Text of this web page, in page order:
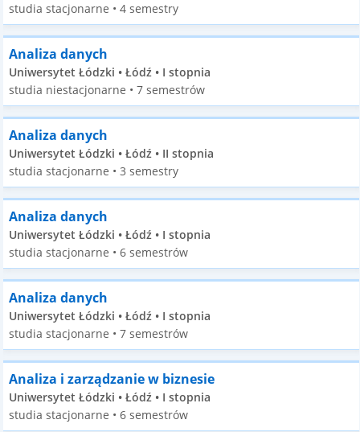
studia stacjonarne • 4 semestry
Analiza danych
Uniwersytet Łódzki • Łódź • I stopnia
studia niestacjonarne • 7 semestrów
Analiza danych
Uniwersytet Łódzki • Łódź • II stopnia
studia stacjonarne • 3 semestry
Analiza danych
Uniwersytet Łódzki • Łódź • I stopnia
studia stacjonarne • 6 semestrów
Analiza danych
Uniwersytet Łódzki • Łódź • I stopnia
studia stacjonarne • 7 semestrów
Analiza i zarządzanie w biznesie
Uniwersytet Łódzki • Łódź • I stopnia
studia stacjonarne • 6 semestrów